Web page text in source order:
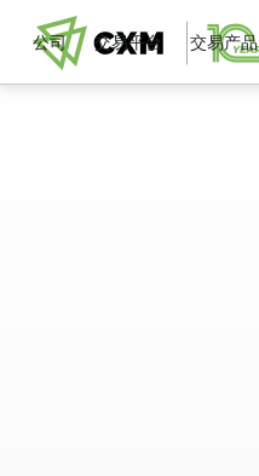
公司 交易平台 交易产品